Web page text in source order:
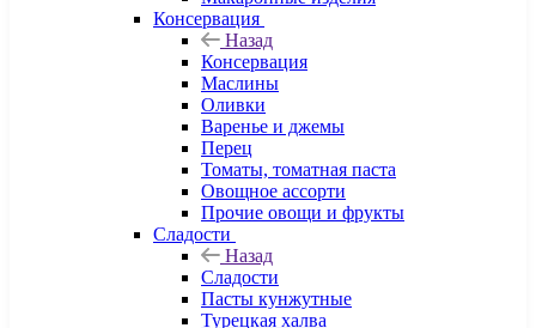
Консервация
Назад
Консервация
Маслины
Оливки
Варенье и джемы
Перец
Томаты, томатная паста
Овощное ассорти
Прочие овощи и фрукты
Сладости
Назад
Сладости
Пасты кунжутные
Турецкая халва